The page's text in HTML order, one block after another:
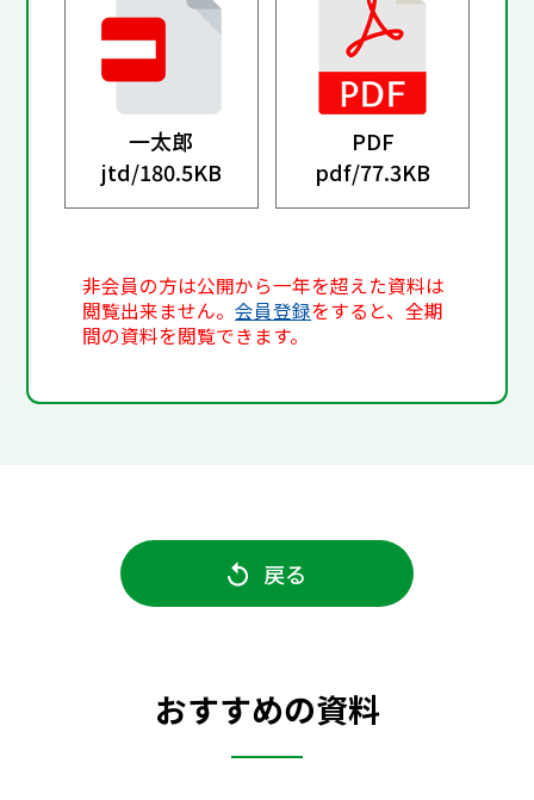
一太郎
jtd/180.5KB
PDF
pdf/77.3KB
非会員の方は公開から一年を超えた資料は
閲覧出来ません。会員登録をすると、全期
間の資料を閲覧できます。
戻る
おすすめの資料